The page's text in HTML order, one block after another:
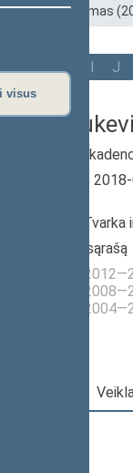
visus
>XII Seimas
D G H I J
2016–2020 m.
Seimo narė nuo
Iškėlė: Partija
Išrinkta: Pagal sąrašą
Buvo išrinkta į
Buvo išrinkta į
Buvo išrinkta į